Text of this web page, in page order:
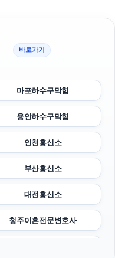
바로가기
마포하수구막힘
용인하수구막힘
인천흥신소
부산흥신소
대전흥신소
청주이혼전문변호사